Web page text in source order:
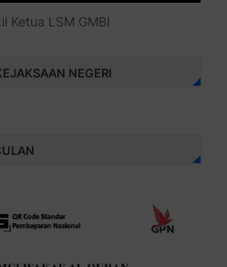
Ketua LSM GMBI
NEGERI